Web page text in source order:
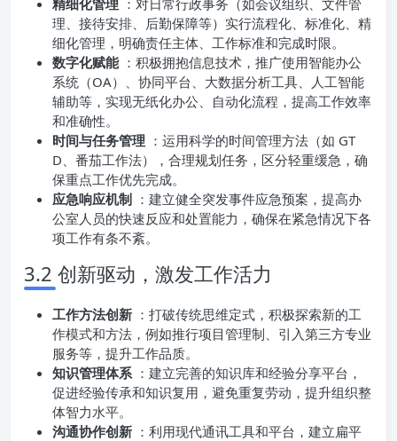
精细化管理 ：对日常行政事务（如会议组织、文件管
理、接待安排、后勤保障等）实行流程化、标准化、精
细化管理，明确责任主体、工作标准和完成时限。
数字化赋能 ：积极拥抱信息技术，推广使用智能办公
系统（OA）、协同平台、大数据分析工具、人工智能
辅助等，实现无纸化办公、自动化流程，提高工作效率
和准确性。
时间与任务管理 ：运用科学的时间管理方法（如 GT
D、番茄工作法），合理规划任务，区分轻重缓急，确
保重点工作优先完成。
应急响应机制 ：建立健全突发事件应急预案，提高办
公室人员的快速反应和处置能力，确保在紧急情况下各
项工作有条不紊。
3.2 创新驱动，激发工作活力
工作方法创新 ：打破传统思维定式，积极探索新的工
作模式和方法，例如推行项目管理制、引入第三方专业
服务等，提升工作品质。
知识管理体系 ：建立完善的知识库和经验分享平台，
促进经验传承和知识复用，避免重复劳动，提升组织整
体智力水平。
沟通协作创新 ：利用现代通讯工具和平台，建立扁平